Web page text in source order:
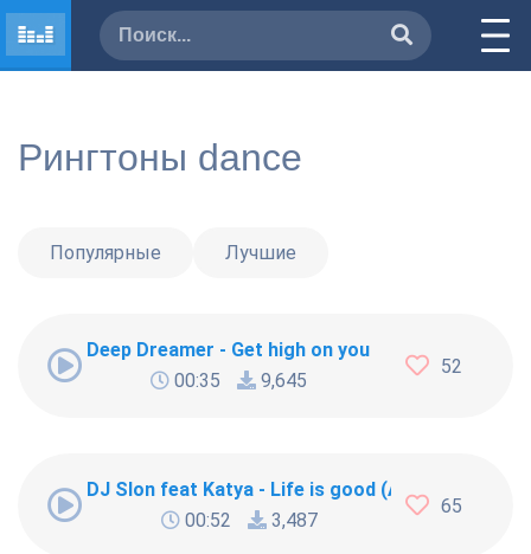
Рингтоны dance
Популярные Лучшие
Deep Dreamer - Get high on you
00:35
9,645
52
DJ Slon feat Katya - Life is good (Ай Диги Дай)
00:52
3,487
65